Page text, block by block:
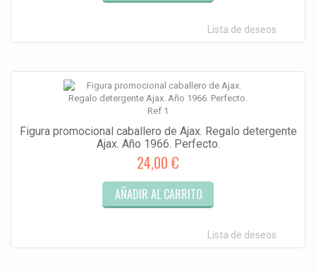
Lista de deseos
Figura promocional caballero de Ajax. Regalo detergente
Ajax. Año 1966. Perfecto.
24,00 €
AÑADIR AL CARRITO
Lista de deseos